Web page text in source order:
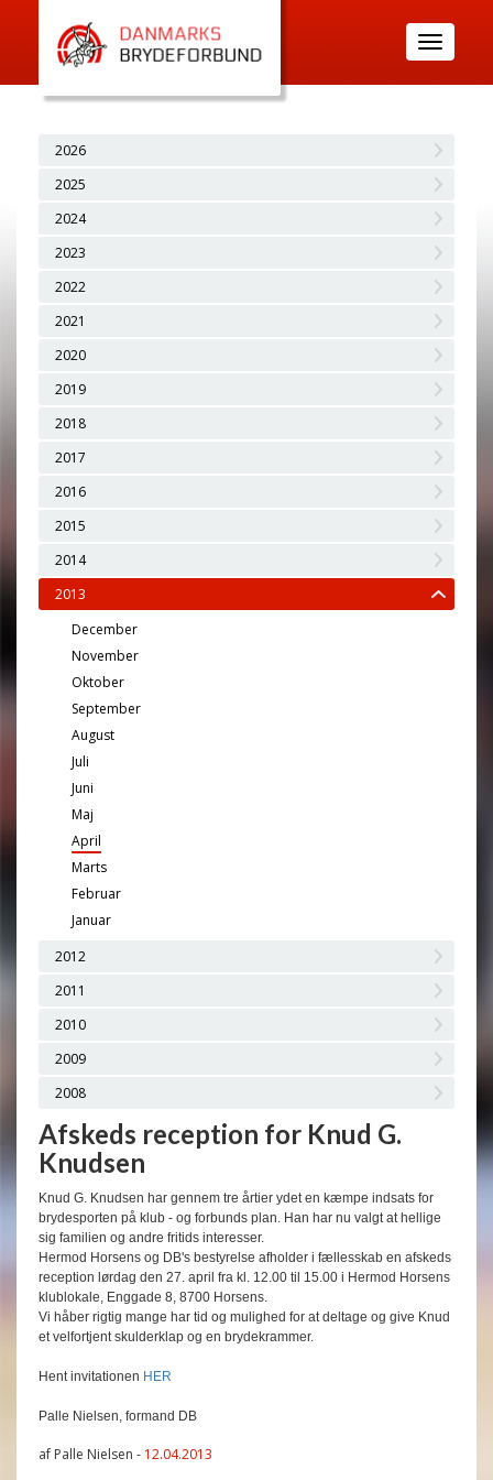
Toggle
navigation
2026
2025
2024
2023
2022
2021
2020
2019
2018
2017
2016
2015
2014
2013
December
November
Oktober
September
August
Juli
Juni
Maj
April
Marts
Februar
Januar
2012
2011
2010
2009
2008
Afskeds reception for Knud G.
Knudsen
Knud G. Knudsen har gennem tre årtier ydet en kæmpe indsats for
brydesporten på klub - og forbunds plan. Han har nu valgt at hellige
sig familien og andre fritids interesser.
Hermod Horsens og DB's bestyrelse afholder i fællesskab en afskeds
reception lørdag den 27. april fra kl. 12.00 til 15.00 i Hermod Horsens
klublokale, Enggade 8, 8700 Horsens.
Vi håber rigtig mange har tid og mulighed for at deltage og give Knud
et velfortjent skulderklap og en brydekrammer.
Hent invitationen HER
Palle Nielsen, formand DB
af Palle Nielsen - 12.04.2013